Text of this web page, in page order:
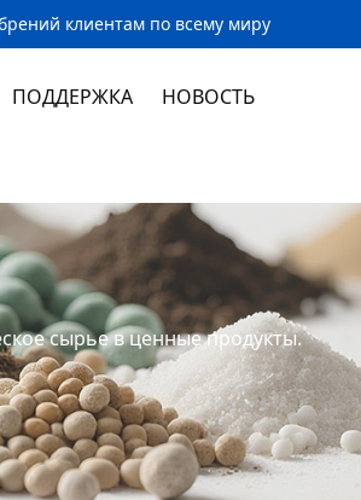
клиентам по всему миру
ПОДДЕРЖКА НОВОСТЬ
сырье в ценные продукты.